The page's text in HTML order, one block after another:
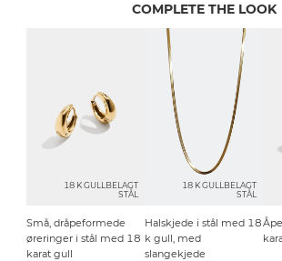
COMPLETE THE LOOK
18 K GULLBELAGT
STÅL
Små, dråpeformede
øreringer i stål med 18
karat gull
18 K GULLBELAGT
STÅL
Halskjede i stål med 18
k gull, med
slangekjede